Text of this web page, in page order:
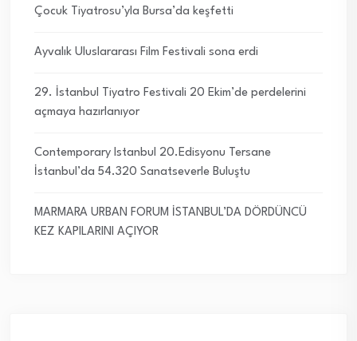
Çocuk Tiyatrosu’yla Bursa’da keşfetti
Ayvalık Uluslararası Film Festivali sona erdi
29. İstanbul Tiyatro Festivali 20 Ekim’de perdelerini
açmaya hazırlanıyor
Contemporary Istanbul 20.Edisyonu Tersane
İstanbul’da 54.320 Sanatseverle Buluştu
MARMARA URBAN FORUM İSTANBUL’DA DÖRDÜNCÜ
KEZ KAPILARINI AÇIYOR